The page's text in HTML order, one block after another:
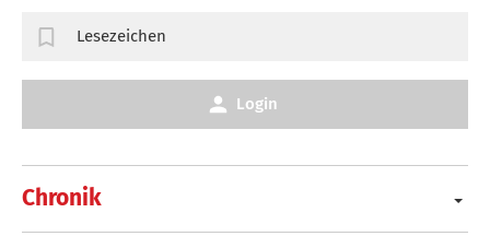
Chronik
Lesezeichen
Login